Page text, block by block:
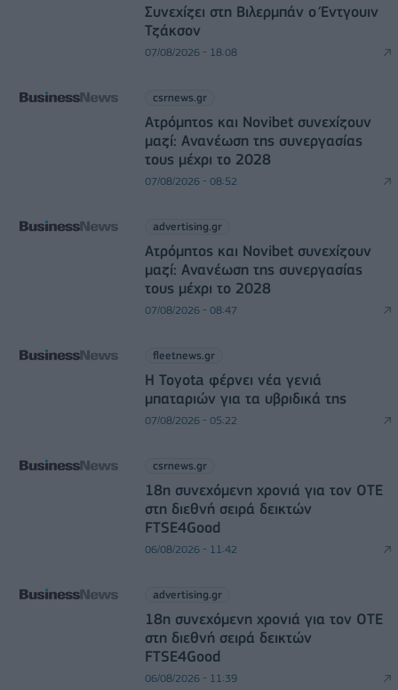
Συνεχίζει στη Βιλερμπάν ο Έντγουιν
Τζάκσον
07/08/2026 - 18:08
csrnews.gr
Ατρόμητος και Novibet συνεχίζουν
μαζί: Ανανέωση της συνεργασίας
τους μέχρι το 2028
07/08/2026 - 08:52
advertising.gr
Ατρόμητος και Novibet συνεχίζουν
μαζί: Ανανέωση της συνεργασίας
τους μέχρι το 2028
07/08/2026 - 08:47
fleetnews.gr
Η Toyota φέρνει νέα γενιά
μπαταριών για τα υβριδικά της
07/08/2026 - 05:22
csrnews.gr
18η συνεχόμενη χρονιά για τον ΟΤΕ
στη διεθνή σειρά δεικτών
FTSE4Good
06/08/2026 - 11:42
advertising.gr
18η συνεχόμενη χρονιά για τον ΟΤΕ
στη διεθνή σειρά δεικτών
FTSE4Good
06/08/2026 - 11:39